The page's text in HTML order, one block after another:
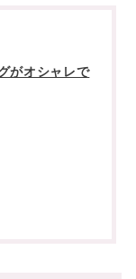
がオシャレで